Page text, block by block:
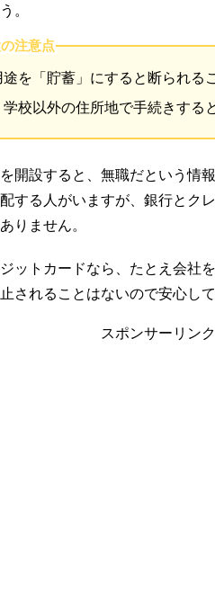
。
注意点
を「貯蓄」にすると断られる
校以外の住所地で手続きする
開設すると、無職だという情
する人がいますが、銀行とク
りません。
ットカードなら、たとえ会社
されることはないので安心して
スポンサーリンク